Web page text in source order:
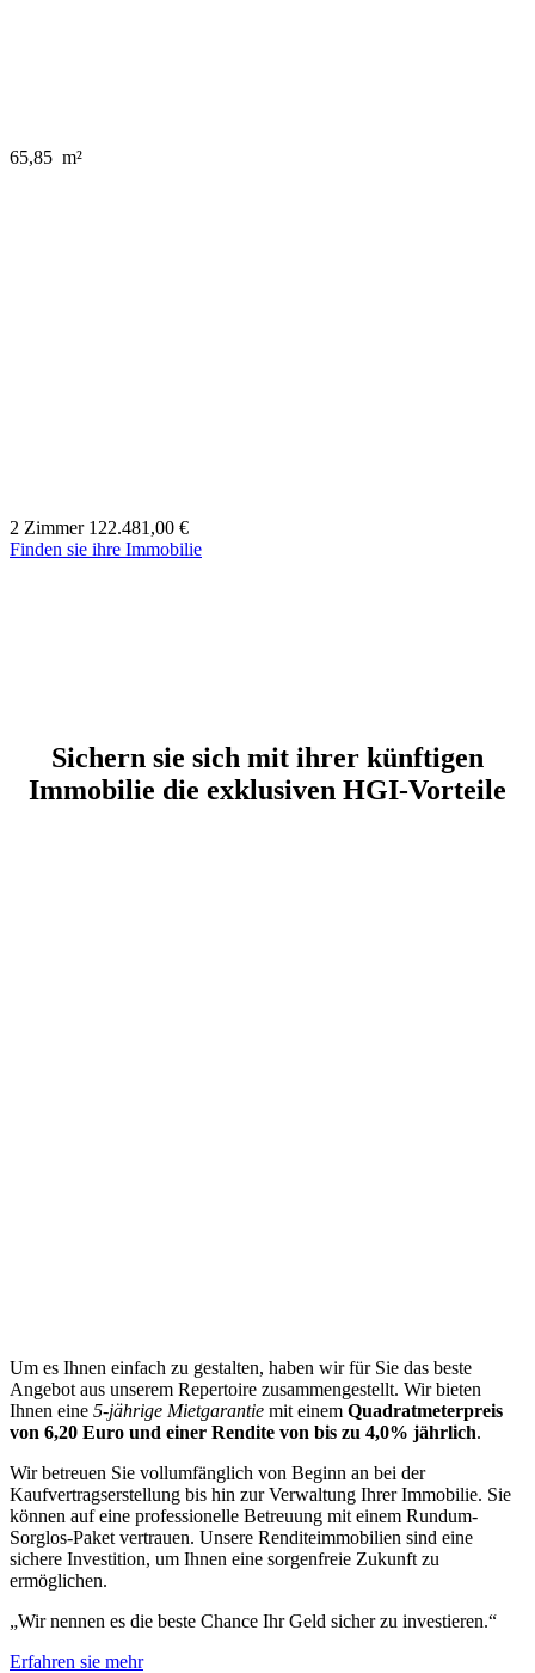
65,85 m²
2 Zimmer 122.481,00 €
Finden sie ihre Immobilie
Sichern sie sich mit ihrer künftigen
Immobilie die exklusiven HGI-Vorteile
Um es Ihnen einfach zu gestalten, haben wir für Sie das beste
Angebot aus unserem Repertoire zusammengestellt. Wir bieten
Ihnen eine 5-jährige Mietgarantie mit einem Quadratmeterpreis
von 6,20 Euro und einer Rendite von bis zu 4,0% jährlich.
Wir betreuen Sie vollumfänglich von Beginn an bei der
Kaufvertragserstellung bis hin zur Verwaltung Ihrer Immobilie. Sie
können auf eine professionelle Betreuung mit einem Rundum-
Sorglos-Paket vertrauen. Unsere Renditeimmobilien sind eine
sichere Investition, um Ihnen eine sorgenfreie Zukunft zu
ermöglichen.
„Wir nennen es die beste Chance Ihr Geld sicher zu investieren.“
Erfahren sie mehr